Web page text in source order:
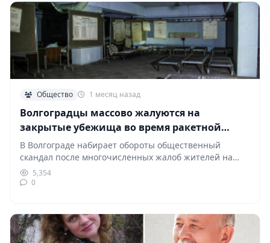
Общество 1 месяц назад
Волгоградцы массово жалуются на
закрытые убежища во время ракетной
опасности: разгорается скандал
В Волгограде набирает обороты общественный
скандал после многочисленных жалоб жителей на
недоступность укрытий во время…
5,354
0